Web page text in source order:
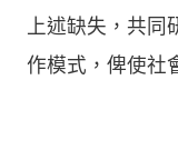
上述缺失，共
作模式，俾使社